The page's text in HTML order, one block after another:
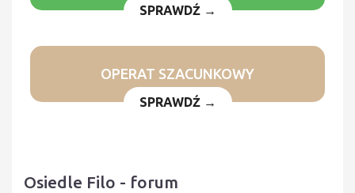
SPRAWDŹ →
OPERAT SZACUNKOWY
SPRAWDŹ →
Osiedle Filo - forum